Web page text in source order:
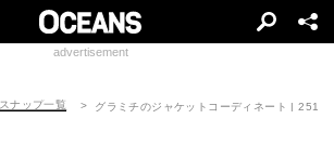
advertisement
スナップ一覧 グラミチのジャケットコーディネート |